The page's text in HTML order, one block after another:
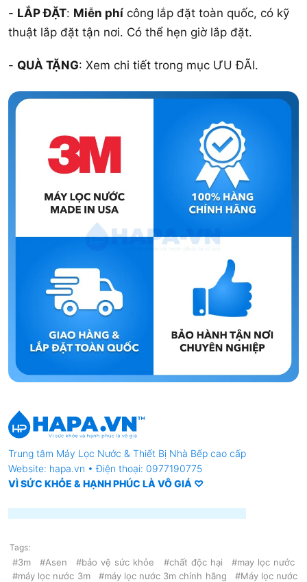
- LẮP ĐẶT: Miễn phí công lắp đặt toàn quốc, có kỹ
thuật lắp đặt tận nơi. Có thể hẹn giờ lắp đặt.
- QUÀ TẶNG: Xem chi tiết trong mục ƯU ĐÃI.
Trung tâm Máy Lọc Nước & Thiết Bị Nhà Bếp cao cấp
Website: hapa.vn • Điện thoại: 0977190775
VÌ SỨC KHỎE & HẠNH PHÚC LÀ VÔ GIÁ ♡
Tags:
#3m #Asen #bảo vệ sức khỏe #chất độc hại
#may lọc nước
#máy lọc nước 3m
#máy lọc nước 3m chính hãng
#Máy lọc nước